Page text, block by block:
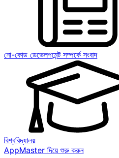
নো-কোড ডেভেলপমেন্ট সম্পর্কে সংবাদ
বিশ্ববিদ্যালয়
AppMaster দিয়ে শুরু করুন